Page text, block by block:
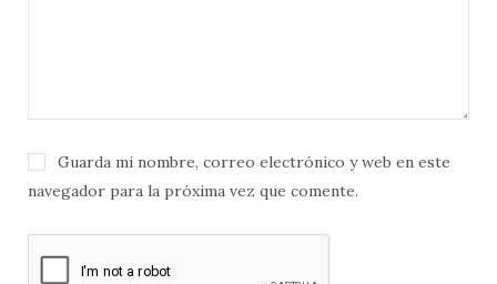
Guarda mi nombre, correo electrónico y web en este
navegador para la próxima vez que comente.